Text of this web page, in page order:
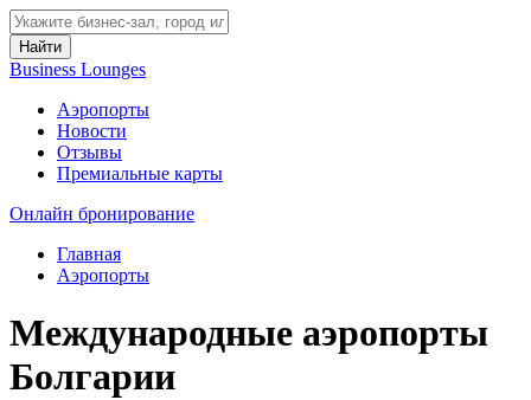
Найти
Business Lounges
Аэропорты
Новости
Отзывы
Премиальные карты
Онлайн бронирование
Главная
Аэропорты
Международные аэропорты
Болгарии